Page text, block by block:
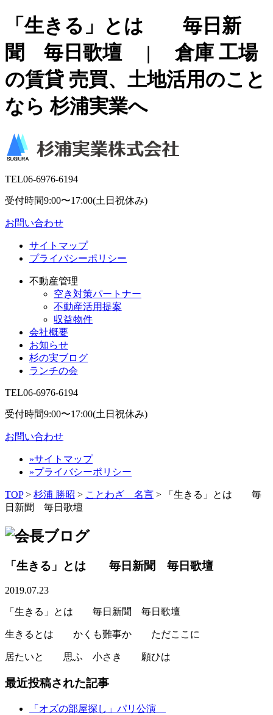
「生きる」とは 毎日新
聞 毎日歌壇 | 倉庫 工場
の賃貸 売買、土地活用のこと
なら 杉浦実業へ
TEL06-6976-6194
受付時間9:00〜17:00(土日祝休み)
お問い合わせ
サイトマップ
プライバシーポリシー
不動産管理
空き対策パートナー
不動産活用提案
収益物件
会社概要
お知らせ
杉の実ブログ
ランチの会
TEL06-6976-6194
受付時間9:00〜17:00(土日祝休み)
お問い合わせ
»サイトマップ
»プライバシーポリシー
TOP> 杉浦 勝昭 > ことわざ 名言 >
「生きる」とは 毎
日新聞 毎日歌壇
「生きる」とは 毎日新聞 毎日歌壇
2019.07.23
「生きる」とは 毎日新聞 毎日歌壇
生きるとは かくも難事か ただここに
居たいと 思ふ 小さき 願ひは
最近投稿された記事
「オズの部屋探し」パリ公演